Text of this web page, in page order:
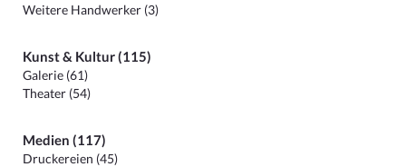
Weitere Handwerker (3)
Kunst & Kultur (115)
Galerie (61)
Theater (54)
Medien (117)
Druckereien (45)